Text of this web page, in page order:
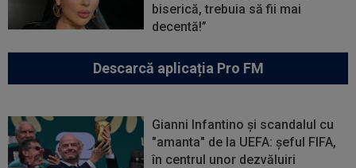
biserică, trebuia să fii mai
decentă!”
Descarcă aplicația Pro FM
Gianni Infantino și scandalul cu
"amanta" de la UEFA: șeful FIFA,
în centrul unor dezvăluiri